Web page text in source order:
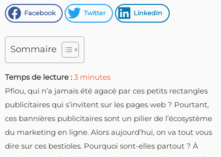
Facebook Twitter LinkedIn
Sommaire
Temps de lecture : 3 minutes
Pfiou, qui n’a jamais été agacé par ces petits rectangles
publicitaires qui s’invitent sur les pages web ? Pourtant,
ces bannières publicitaires sont un pilier de l’écosystème
du marketing en ligne. Alors aujourd’hui, on va tout vous
dire sur ces bestioles. Pourquoi sont-elles partout ? À